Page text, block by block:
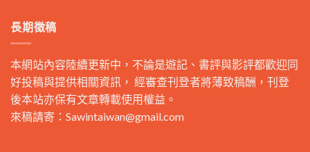
長期徵稿
本網站內容陸續更新中，不論是遊記、書評與影評都歡迎同
好投稿與提供相關資訊， 經審查刊登者將薄致稿酬，刊登
後本站亦保有文章轉載使用權益。
來稿請寄： Sawintaiwan@gmail.com